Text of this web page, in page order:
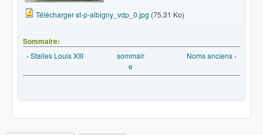
Télécharger st-p-albigny_vdp_0.jpg (75.31 Ko)
Sommaire:
‹ Stalles Louis XIII
sommair
e
Noms anciens ›